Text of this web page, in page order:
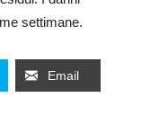
settimane.
Email